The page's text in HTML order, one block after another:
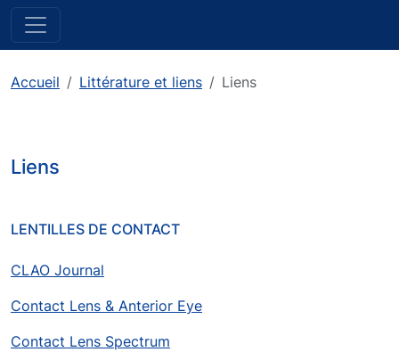
Accueil Littérature et liens Liens
Liens
LENTILLES DE CONTACT
CLAO Journal
Contact Lens & Anterior Eye
Contact Lens Spectrum